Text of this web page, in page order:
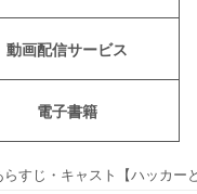
動画配信サービス
電子書籍
すじ・キャスト【ハッカー